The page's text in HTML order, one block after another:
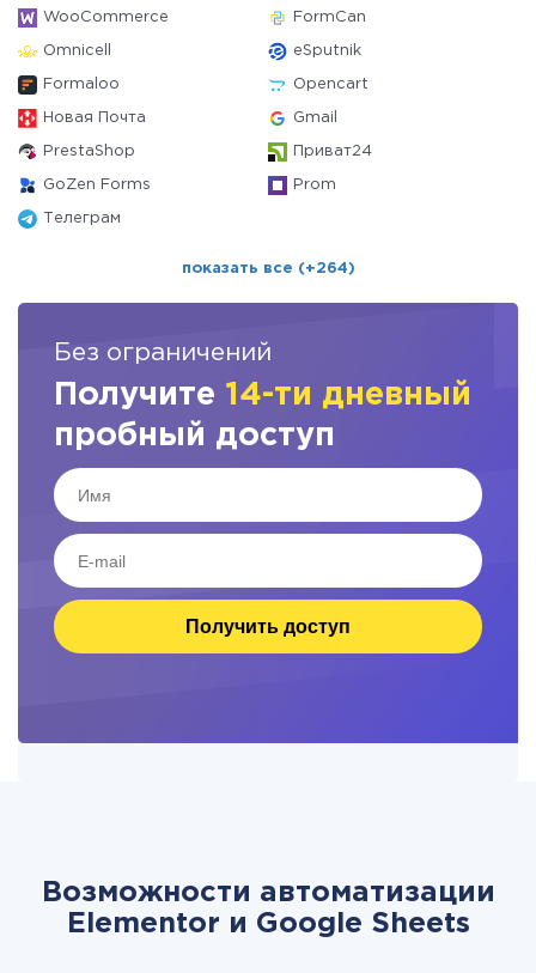
WooCommerce FormCan
Omnicell eSputnik
Formaloo Opencart
Новая Почта Gmail
PrestaShop Приват24
GoZen Forms Prom
Телеграм
показать все (+264)
Без ограничений
Получите 14-ти дневный
пробный доступ
Получить доступ
Возможности автоматизации
Elementor и Google Sheets